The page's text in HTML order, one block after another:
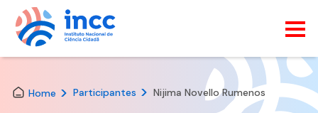
the
Home Participantes Nijima Novello Rumenos